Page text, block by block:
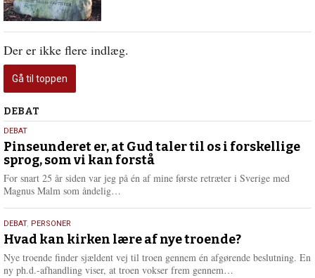
Der er ikke flere indlæg.
Gå til toppen
Debat
DEBAT
5.
august
2026
DEBAT
Pinseunderet er, at Gud taler til os i forskellige
sprog, som vi kan forstå
For snart 25 år siden var jeg på én af mine første retræter i Sverige med
Magnus Malm som åndelig…
e
r
e
25.
juli
2026
DEBAT, PERSONER
Hvad kan kirken lære af nye troende?
Nye troende finder sjældent vej til troen gennem én afgørende beslutning. En
ny ph.d.-afhandling viser, at troen vokser frem gennem…